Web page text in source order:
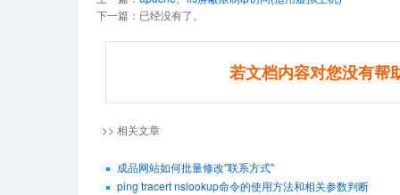
下一篇：已经没有了。
若文档内容对您没有帮
>> 相关文章
成品网站如何批量修改"联系方式"
ping tracert nslookup命令的使用方法和相关参数判断